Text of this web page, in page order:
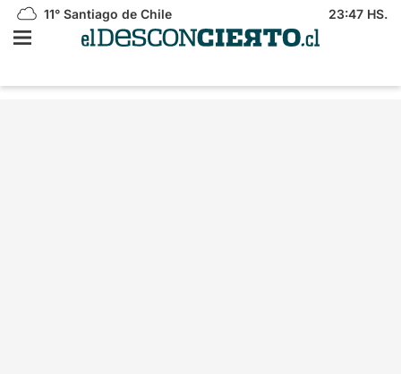
11° Santiago de Chile 23:47 HS.